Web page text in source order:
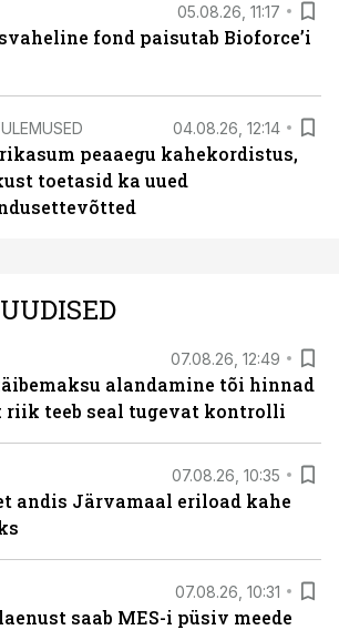
05.08.26, 11:17
fond paisutab Bioforce’i
04.08.26, 12:14
peaaegu kahekordistus,
toetasid ka uued
07.08.26, 12:49
alandamine tõi hinnad
riik teeb seal tugevat kontrolli
07.08.26, 10:35
andis Järvamaal eriload kahe
07.08.26, 10:31
saab MES-i püsiv meede